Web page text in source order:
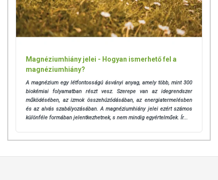
Magnéziumhiány jelei - Hogyan ismerhető fel a
magnéziumhiány?
A magnézium egy létfontosságú ásványi anyag, amely több, mint 300
biokémiai folyamatban részt vesz. Szerepe van az idegrendszer
működésében, az izmok összehúzódásában, az energiatermelésben
és az alvás szabályozásában. A magnéziumhiány jelei ezért számos
különféle formában jelentkezhetnek, s nem mindig egyértelműek. Ír...